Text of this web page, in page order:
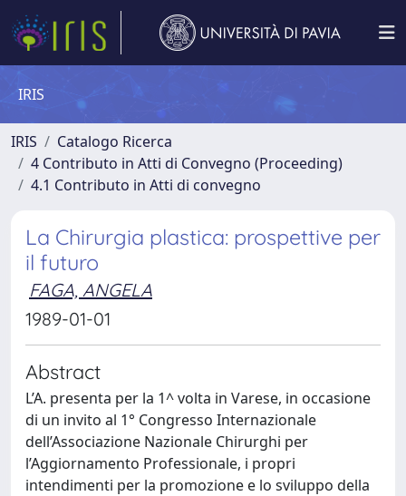
IRIS
IRIS
Catalogo Ricerca
4 Contributo in Atti di Convegno (Proceeding)
4.1 Contributo in Atti di convegno
La Chirurgia plastica: prospettive per
il futuro
FAGA, ANGELA
1989-01-01
Abstract
L’A. presenta per la 1^ volta in Varese, in occasione
di un invito al 1° Congresso Internazionale
dell’Associazione Nazionale Chirurghi per
l’Aggiornamento Professionale, i propri
intendimenti per la promozione e lo sviluppo della